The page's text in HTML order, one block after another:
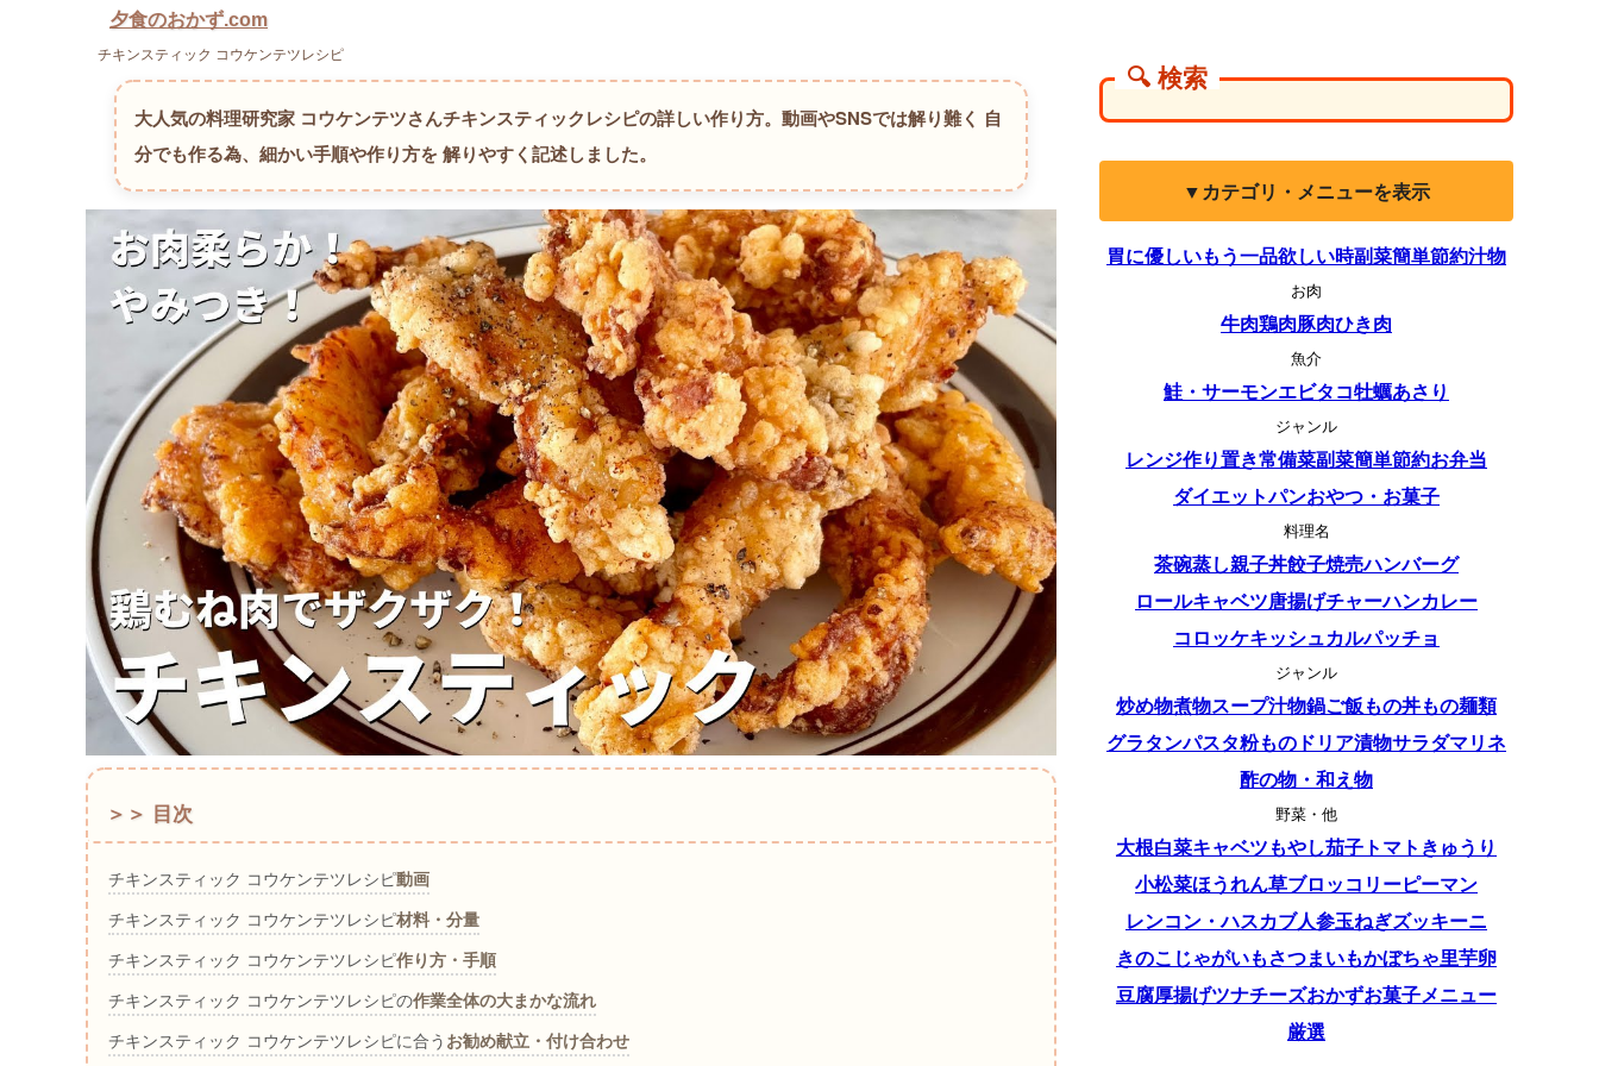
夕食のおかず.com
チキンスティック コウケンテツレシピ
大人気の料理研究家 コウケンテツさんチキンスティックレシピの詳しい作り方。 動画やSNSでは解り難く 自
分でも作る為、細かい手順や作り方を 解りやすく記述しました。
＞＞ 目次
チキンスティック コウケンテツレシピ動画
チキンスティック コウケンテツレシピ材料・分量
チキンスティック コウケンテツレシピ作り方・手順
チキンスティック コウケンテツレシピの作業全体の大まかな流れ
チキンスティック コウケンテツレシピに合う お勧め献立・付け合わせ
🔍 検索
▼カテゴリ・メニューを表示
胃に優しいもう一品欲しい時副菜簡単節約汁物
お肉
牛肉鶏肉豚肉ひき肉
魚介
鮭・サーモンエビタコ牡蠣あさり
ジャンル
レンジ作り置き常備菜副菜簡単節約お弁当
ダイエットパンおやつ・お菓子
料理名
茶碗蒸し親子丼餃子焼売ハンバーグ
ロールキャベツ唐揚げチャーハンカレー
コロッケキッシュカルパッチョ
ジャンル
炒め物煮物スープ汁物鍋ご飯もの丼もの麺類
グラタンパスタ粉もの ドリア漬物サラダマリネ
酢の物・和え物
野菜・他
大根白菜キャベツもやし茄子 トマト きゅうり
小松菜ほうれん草ブロッコリーピーマン
レンコン・ハスカブ人参玉ねぎズッキーニ
きのこ じゃがいもさつまいもかぼちゃ里芋卵
豆腐厚揚げツナチーズおかずお菓子メニュー
厳選